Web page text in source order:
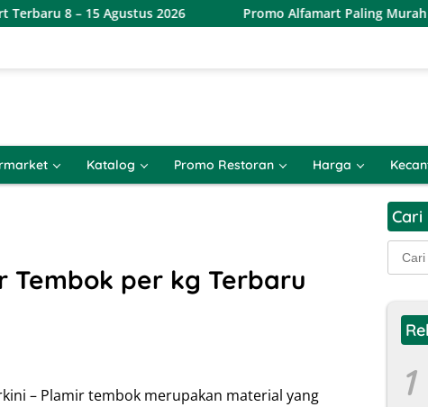
Agustus 2026 Promo Alfamart Paling Murah Sejagat 8 –
Katalog Promo Restoran Harga
Tembok per kg Terbaru
– Plamir tembok merupakan material yang
Cari
Cari
untuk:
1